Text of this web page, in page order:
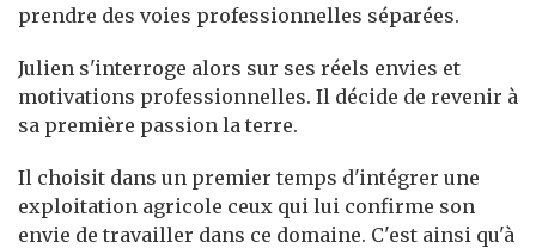
prendre des voies professionnelles séparées.
Julien s'interroge alors sur ses réels envies et
motivations professionnelles. Il décide de revenir à
sa première passion la terre.
Il choisit dans un premier temps d'intégrer une
exploitation agricole ceux qui lui confirme son
envie de travailler dans ce domaine. C'est ainsi qu'à